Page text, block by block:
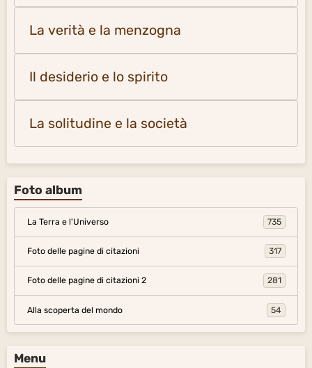
La verità e la menzogna
Il desiderio e lo spirito
La solitudine e la società
Foto album
La Terra e l'Universo 735
Foto delle pagine di citazioni 317
Foto delle pagine di citazioni 2 281
Alla scoperta del mondo 54
Menu